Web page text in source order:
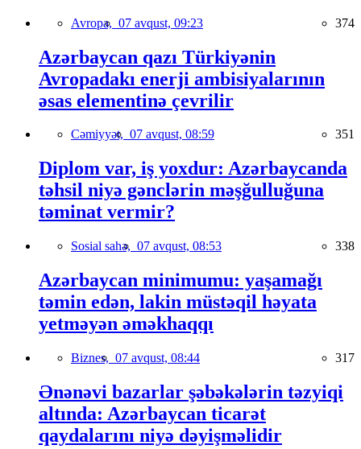
Avropa, 07 avqust, 09:23 374
Azərbaycan qazı Türkiyənin
Avropadakı enerji ambisiyalarının
əsas elementinə çevrilir
Cəmiyyət, 07 avqust, 08:59 351
Diplom var, iş yoxdur: Azərbaycanda
təhsil niyə gənclərin məşğulluğuna
təminat vermir?
Sosial sahə, 07 avqust, 08:53 338
Azərbaycan minimumu: yaşamağı
təmin edən, lakin müstəqil həyata
yetməyən əməkhaqqı
Biznes, 07 avqust, 08:44 317
Ənənəvi bazarlar şəbəkələrin təzyiqi
altında: Azərbaycan ticarət
qaydalarını niyə dəyişməlidir